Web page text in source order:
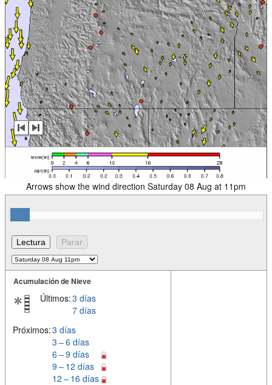
Arrows show the wind direction Saturday 08 Aug at 11pm
Acumulación de Nieve
Últimos:3 días
7 días
Próximos:3 días
3 – 6 días
6 – 9 días
9 – 12 días
12 – 16 días